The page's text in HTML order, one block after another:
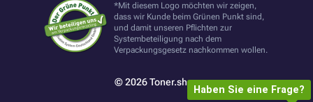
*Mit diesem Logo möchten wir zeigen,
dass wir Kunde beim Grünen Punkt sind,
und damit unseren Pflichten zur
Systembeteiligung nach dem
Verpackungsgesetz nachkommen wollen.
© 2026 Toner.shop
Haben Sie eine Frage?